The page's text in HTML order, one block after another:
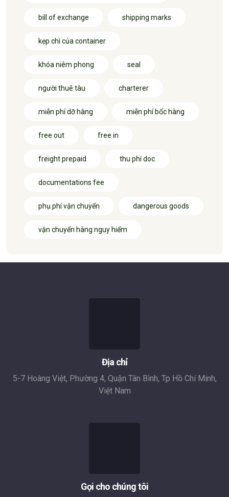
bill of exchange shipping marks
kẹp chì của container
khóa niêm phong seal
người thuê tàu charterer
miễn phí dỡ hàng miễn phí bốc hàng
free out free in
freight prepaid thu phí doc
documentations fee
phụ phí vận chuyển dangerous goods
vận chuyển hàng nguy hiểm
Địa chỉ
5-7 Hoàng Việt, Phường 4, Quận Tân Bình, Tp Hồ Chí Minh,
Việt Nam
Gọi cho chúng tôi